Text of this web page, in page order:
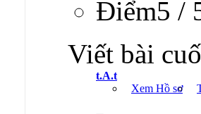
Ðiểm5 /
Viết bài
t.A.t
Xem Hồ sơ